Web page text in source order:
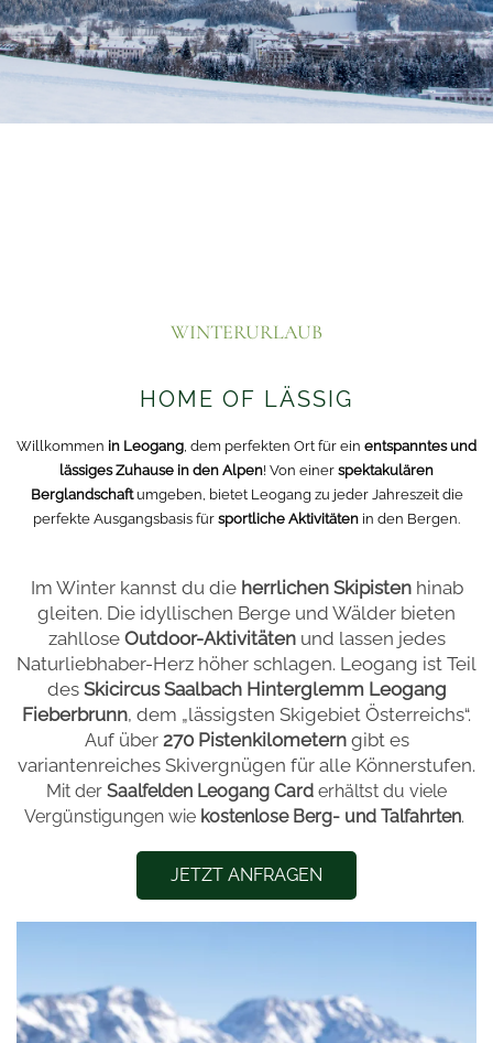
WINTERURLAUB
HOME OF LÄSSIG
Willkommen in Leogang , dem perfekten Ort für ein entspanntes und
lässiges Zuhause in den Alpen! Von einer spektakulären
Berglandschaftumgeben, bietet Leogang zu jeder Jahreszeit die
perfekte Ausgangsbasis für sportliche Aktivitäten in den Bergen.
Im Winter kannst du die herrlichen Skipistenhinab
gleiten. Die idyllischen Berge und Wälder bieten
zahllose Outdoor-Aktivitätenund lassen jedes
Naturliebhaber-Herz höher schlagen. Leogang ist Teil
desSkicircus Saalbach Hinterglemm Leogang
Fieberbrunn, dem „lässigsten Skigebiet Österreichs“.
Auf über270 Pistenkilometerngibt es
variantenreiches Skivergnügen für alle Könnerstufen.
Mit der Saalfelden Leogang Card erhältst du viele
Vergünstigungen wie kostenlose Berg- und Talfahrten.
JETZT ANFRAGEN